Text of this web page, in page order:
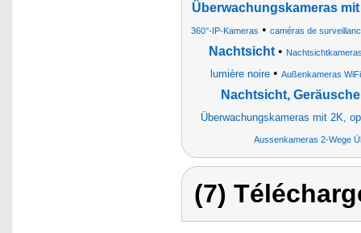
Überwachungskameras
360°-IP-Kameras • caméras de
Nachtsicht•
lumière noire • Außenkameras WiFi
Nachtsicht,
Überwachungskameras mit 2K,
Aussenkameras 2-Wege
(7)